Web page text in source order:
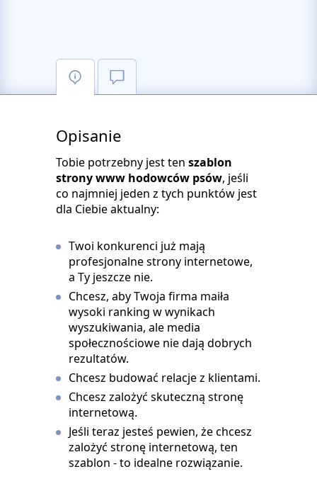
Opisanie
Tobie potrzebny jest ten szablon
strony www hodowców psów, jeśli
co najmniej jeden z tych punktów jest
dla Ciebie aktualny:
Twoi konkurenci już mają
profesjonalne strony internetowe,
a Ty jeszcze nie.
Chcesz, aby Twoja firma maiła
wysoki ranking w wynikach
wyszukiwania, ale media
społecznościowe nie dają dobrych
rezultatów.
Chcesz budować relacje z klientami.
Chcesz zalożyć skuteczną stronę
internetową.
Jeśli teraz jesteś pewien, że chcesz
zalożyć stronę internetową, ten
szablon - to idealne rozwiązanie.